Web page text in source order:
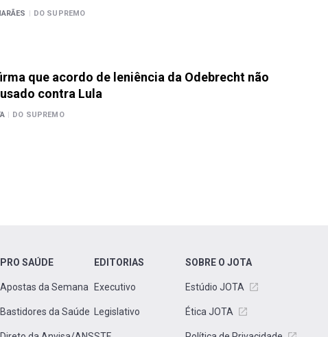
| DO SUPREMO
que acordo de leniência da Odebrecht não
contra Lula
| DO SUPREMO
PRO SAÚDE
Apostas da Semana
Bastidores da Saúde
EDITORIAS
Executivo
Legislativo
SOBRE O JOTA
Estúdio JOTA
Ética JOTA